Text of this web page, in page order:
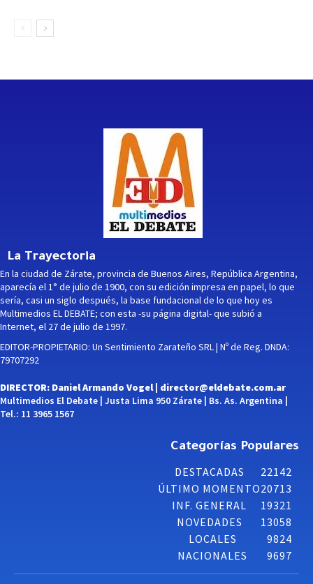
La Trayectoria
En la ciudad de Zárate, provincia de Buenos Aires, República Argentina,
aparecía el 1° de julio de 1900, con su edición impresa en papel, lo que
sería, casi un siglo después, la base fundacional de lo que hoy es
Multimedios EL DEBATE; con esta -su página digital- que subió a
Internet, el 27 de julio de 1997.
EDITOR-PROPIETARIO: Un Sentimiento Zarateño SRL | Nº de Reg. DNDA:
79707292
DIRECTOR: Daniel Armando Vogel | director@eldebate.com.ar
Multimedios El Debate | Justa Lima 950 Zárate | Bs. As. Argentina |
Tel.: 11 3965 1567
Categorías Populares
DESTACADAS
22142
ÚLTIMO MOMENTO20713
INF. GENERAL
19321
NOVEDADES
13058
LOCALES
9824
NACIONALES
9697